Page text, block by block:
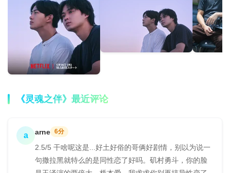
《灵魂之伴》最近评论
a arne 6分
2.5/5 干啥呢这是...好土好俗的哥俩好剧情，别以为说一
句撒拉黑就特么的是同性恋了好吗。矶村勇斗，你的脸